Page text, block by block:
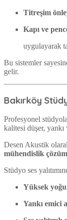
Titreşim
Kapı ve
uygulayarak
Bu sistemler
gelir.
Bakırköy
Profesyonel
kalitesi düşer,
Desen Akustik
mühendislik
Stüdyo ses
Yüksek
Yankı emici